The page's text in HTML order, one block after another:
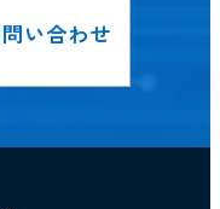
い合わせ